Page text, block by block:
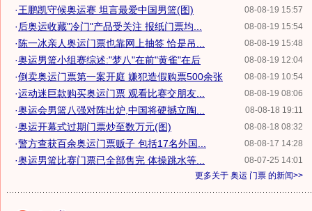
08-08-19 15:57
·王鹏凯守候奥运赛 坦言最爱中国男篮(图)
08-08-19 15:54
· 后奥运收藏"冷门"产品受关注 报纸门票均...
08-08-19 15:48
· 陈一冰亲人奥运门票也靠网上抽签 恰是吊...
08-08-19 12:04
·奥运男篮小组赛综述:"梦八"在前"黄雀"在后
08-08-19 10:54
·倒卖奥运门票第一案开庭 嫌犯造假购票500余张
08-08-19 08:06
·运动迷巨款购买奥运门票 观看比赛交朋友...
08-08-18 19:11
·奥运会男篮八强对阵出炉,中国将硬撼立陶...
08-08-18 08:32
·奥运开幕式过期门票炒至数万元(图)
08-08-17 14:28
·警方查获百余奥运门票贩子 包括17名外国...
08-07-25 14:01
·奥运男篮比赛门票已全部售完 体操跳水等...
更多关于 奥运 门票 的新闻>>